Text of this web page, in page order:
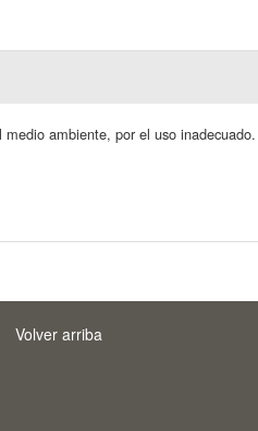
ambiente, por el uso inadecuado.
Volver arriba